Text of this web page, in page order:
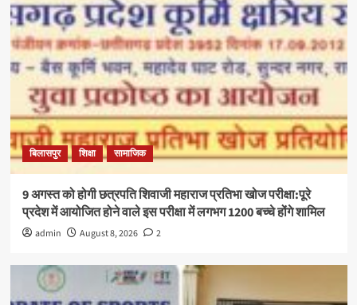
बिलासपुर शिक्षा सामाजिक
9 अगस्त को होगी छत्रपति शिवाजी महाराज प्रतिभा खोज परीक्षा:पूरे
प्रदेश में आयोजित होने वाले इस परीक्षा में लगभग 1200 बच्चे होंगे शामिल
admin August 8, 2026 2